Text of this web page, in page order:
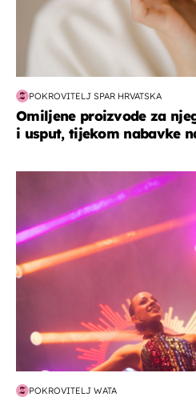
POKROVITELJ SPAR HRVATSKA
Omiljene proizvode za
i usput, tijekom nabavke
POKROVITELJ WATA